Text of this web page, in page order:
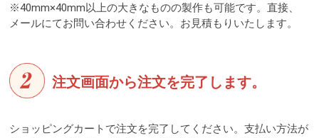
※40mm×40mm以上の大きなものの製作も可能です。直接、
メールにてお問い合わせください。お見積もりいたします。
注文画面から注文を完了します。
ショッピングカートで注文を完了してください。支払い方法が